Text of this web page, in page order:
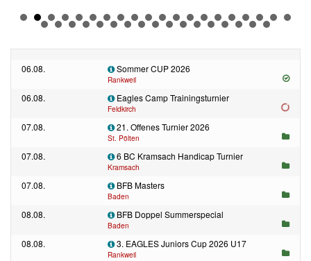
06.08. Sommer CUP 2026
Rankweil
06.08. Eagles Camp Trainingsturnier
Feldkirch
07.08. 21. Offenes Turnier 2026
St. Pölten
07.08. 6 BC Kramsach Handicap Turnier
Kramsach
07.08. BFB Masters
Baden
08.08. BFB Doppel Summerspecial
Baden
08.08. 3. EAGLES Juniors Cup 2026 U17
Rankweil